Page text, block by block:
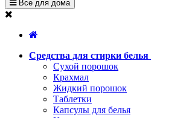
Все для дома
Средства для стирки белья
Сухой порошок
Крахмал
Жидкий порошок
Таблетки
Капсулы для белья